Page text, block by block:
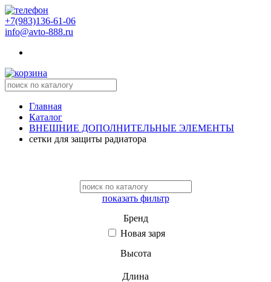
+7(983)136-61-06
info@avto-888.ru
Главная
Каталог
ВНЕШНИЕ ДОПОЛНИТЕЛЬНЫЕ ЭЛЕМЕНТЫ
сетки для защиты радиатора
показать фильтр
Бренд
Новая заря
Высота
Длина